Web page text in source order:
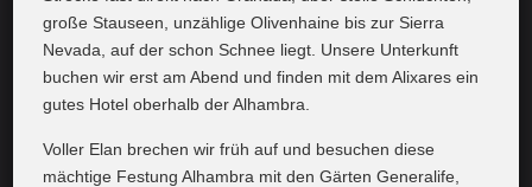
große Stauseen, unzählige Olivenhaine bis zur Sierra
Nevada, auf der schon Schnee liegt. Unsere Unterkunft
buchen wir erst am Abend und finden mit dem Alixares ein
gutes Hotel oberhalb der Alhambra.
Voller Elan brechen wir früh auf und besuchen diese
mächtige Festung Alhambra mit den Gärten Generalife,